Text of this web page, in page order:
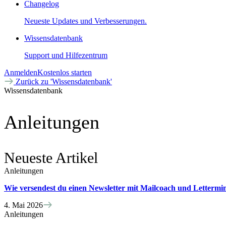
Changelog
Neueste Updates und Verbesserungen.
Wissensdatenbank
Support und Hilfezentrum
AnmeldenKostenlos starten
Zurück zu 'Wissensdatenbank'
Wissensdatenbank
Anleitungen
Neueste Artikel
Anleitungen
Wie versendest du einen Newsletter mit Mailcoach und
4. Mai 2026
Anleitungen